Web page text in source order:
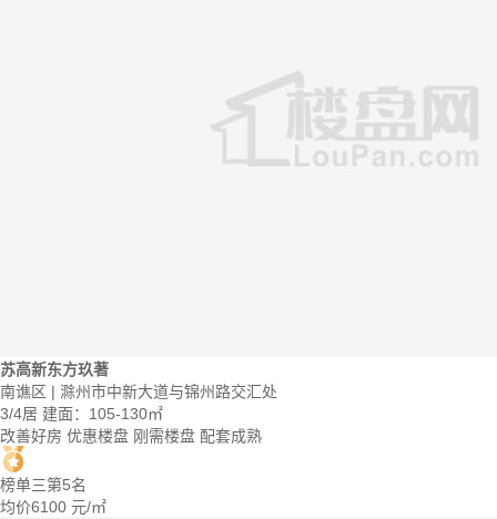
苏高新东方玖著
南谯区 | 滁州市中新大道与锦州路交汇处
3/4居 建面：105-130㎡
改善好房 优惠楼盘 刚需楼盘 配套成熟
榜单三第5名
均价6100 元/㎡